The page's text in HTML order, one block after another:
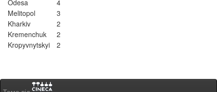
Odesa
4
Melitopol
3
Kharkiv
2
Kremenchuk
2
Kropyvnytskyi
2